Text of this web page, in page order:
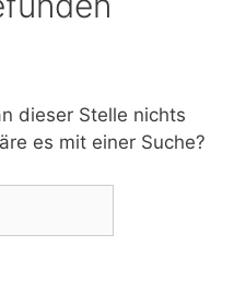
dieser Stelle nichts
es mit einer Suche?